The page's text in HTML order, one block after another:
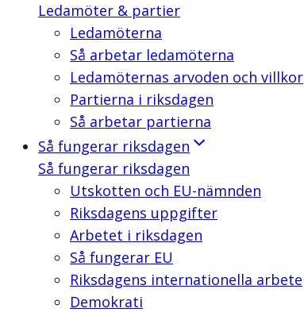
Ledamöter & partier
Ledamöterna
Så arbetar ledamöterna
Ledamöternas arvoden och villkor
Partierna i riksdagen
Så arbetar partierna
Så fungerar riksdagen
Så fungerar riksdagen
Utskotten och EU-nämnden
Riksdagens uppgifter
Arbetet i riksdagen
Så fungerar EU
Riksdagens internationella arbete
Demokrati